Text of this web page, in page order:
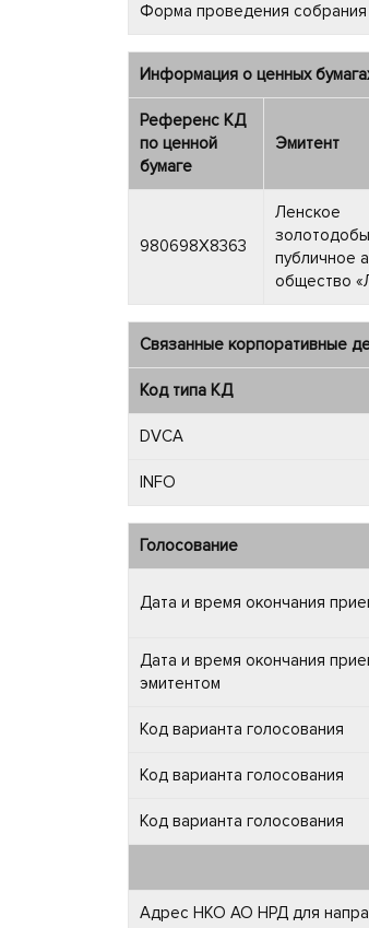
Форма проведения собрания
Информация о ценных
Референс КД
по ценной
бумаге
Эмитент
980698X8363
Ленское
публичное
общество
Связанные корпоративные
Код типа КД
DVCA
INFO
Голосование
Дата и время окончания
Дата и время окончания
эмитентом
Код варианта голосования
Код варианта голосования
Код варианта голосования
Адрес НКО АО НРД для